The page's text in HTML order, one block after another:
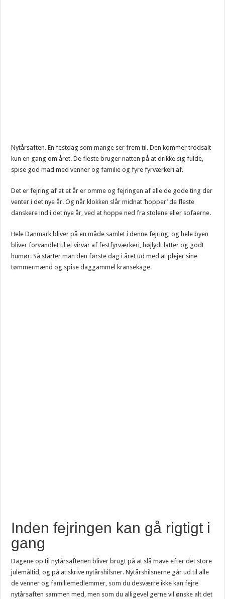
Nytårsaften. En festdag som mange ser frem til. Den kommer trodsalt
kun en gang om året. De fleste bruger natten på at drikke sig fulde,
spise god mad med venner og familie og fyre fyrværkeri af.
Det er fejring af at et år er omme og fejringen af alle de gode ting der
venter i det nye år. Og når klokken slår midnat ’hopper’ de fleste
danskere ind i det nye år, ved at hoppe ned fra stolene eller sofaerne.
Hele Danmark bliver på en måde samlet i denne fejring, og hele byen
bliver forvandlet til et virvar af festfyrværkeri, højlydt latter og godt
humør. Så starter man den første dag i året ud med at plejer sine
tømmermænd og spise daggammel kransekage.
Inden fejringen kan gå rigtigt i
gang
Dagene op til nytårsaftenen bliver brugt på at slå mave efter det store
julemåltid, og på at skrive nytårshilsner. Nytårshilsnerne går ud til alle
de venner og familiemedlemmer, som du desværre ikke kan fejre
nytårsaften sammen med, men som du alligevel gerne vil ønske alt det